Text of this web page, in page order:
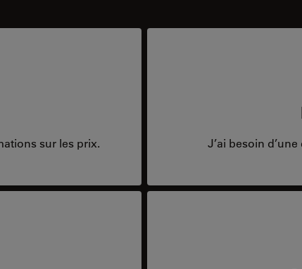
sur les prix. J’ai besoin